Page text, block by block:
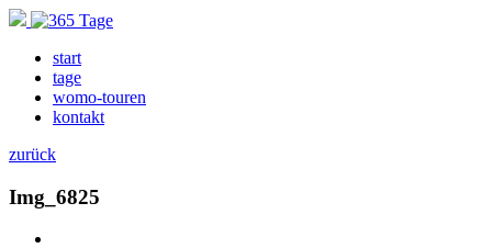
start
tage
womo-touren
kontakt
zurück
Img_6825